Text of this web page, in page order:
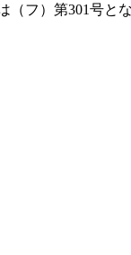
フ）第301号と